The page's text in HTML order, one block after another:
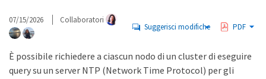
07/15/2026 Collaboratori
Suggerisci modifiche PDF
È possibile richiedere a ciascun nodo di un cluster di eseguire
query su un server NTP (Network Time Protocol) per gli